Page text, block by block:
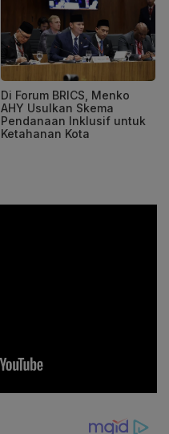
Di Forum BRICS, Menko
AHY Usulkan Skema
Pendanaan Inklusif untuk
Ketahanan Kota